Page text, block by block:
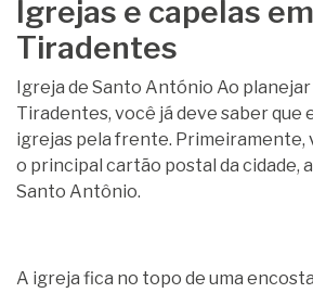
Igrejas e capelas em
Tiradentes
Igreja de Santo António Ao planejar
Tiradentes, você já deve saber que
igrejas pela frente. Primeiramente,
o principal cartão postal da cidade,
Santo Antônio.
A igreja fica no topo de uma